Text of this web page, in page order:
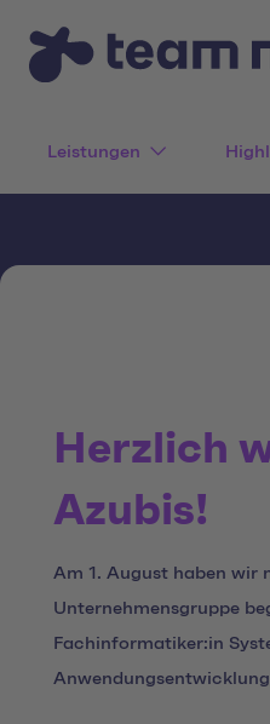
Leistungen
Herzlich
Azubis!
Am 1. August haben wir
Unternehmensgruppe
Fachinformatiker:in